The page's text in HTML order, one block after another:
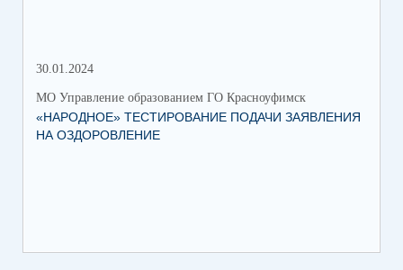
30.01.2024
МО Управление образованием ГО Красноуфимск
«НАРОДНОЕ» ТЕСТИРОВАНИЕ ПОДАЧИ ЗАЯВЛЕНИЯ
НА ОЗДОРОВЛЕНИЕ